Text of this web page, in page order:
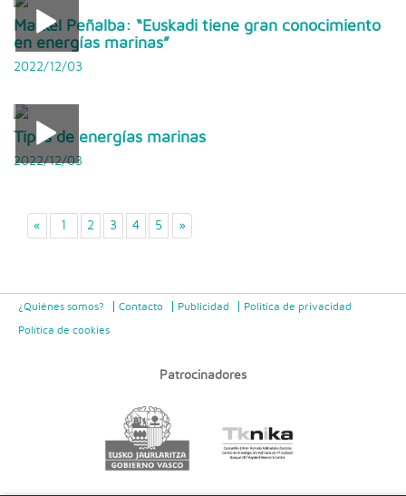
Markel Peñalba: “Euskadi tiene gran conocimiento
en energías marinas”
2022/12/03
Tipos de energías marinas
2022/12/03
« 1 2 3 4 5 »
¿Quiénes somos? Contacto Publicidad Politica de privacidad
Política de cookies
Patrocinadores